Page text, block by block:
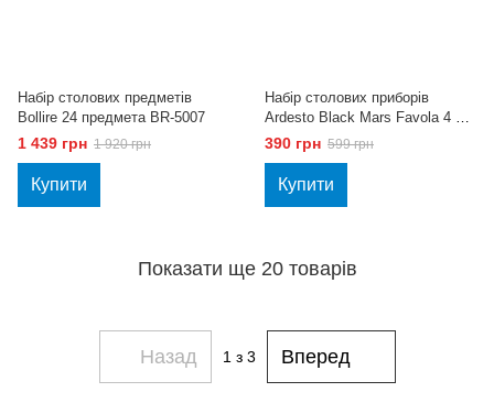
Набір столових предметів
Bollire 24 предмета BR-5007
1 439 грн 1 920 грн
Купити
Набір столових приборів
Ardesto Black Mars Favola 4 пр
золотий AR0704FSG
390 грн 599 грн
Купити
Показати ще 20 товарів
Назад 1 з 3 Вперед